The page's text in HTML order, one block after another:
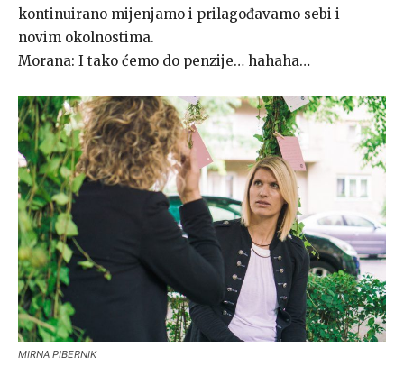
kontinuirano mijenjamo i prilagođavamo sebi i
novim okolnostima.
Morana: I tako ćemo do penzije… hahaha…
MIRNA PIBERNIK